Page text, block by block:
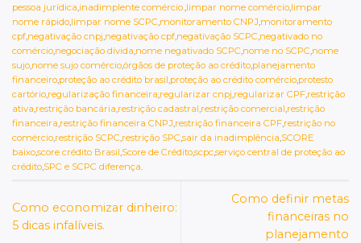
pessoa jurídica,inadimplente comércio.,limpar nome comércio,limpar
nome rápido,limpar nome SCPC,monitoramento CNPJ,monitoramento
cpf,negativação cnpj,negativação cpf,negativação SCPC,negativado no
comércio,negociação dívida,nome negativado SCPC,nome no SCPC,nome
sujo,nome sujo comércio,órgãos de proteção ao crédito,planejamento
financeiro,proteção ao crédito brasil,proteção ao crédito comércio,protesto
cartório,regularização financeira,regularizar cnpj,regularizar CPF,restrição
ativa,restrição bancária,restrição cadastral,restrição comercial,restrição
financeira,restrição financeira CNPJ,restrição financeira CPF,restrição no
comércio,restrição SCPC,restrição SPC,sair da inadimplência,SCORE
baixo,score crédito Brasil,Score de Crédito,scpc,serviço central de proteção ao
crédito,SPC e SCPC diferença.
Como economizar dinheiro:
5 dicas infalíveis.
Como definir metas
financeiras no
planejamento